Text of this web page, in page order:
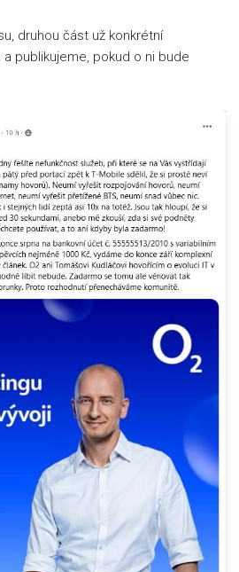
druhou část už konkrétní
publikujeme, pokud o ni bude